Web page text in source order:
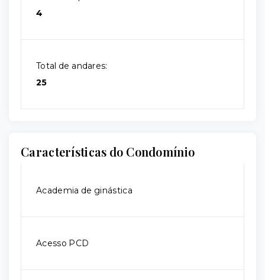
4
Total de andares:
25
Características do Condomínio
Academia de ginástica
Acesso PCD